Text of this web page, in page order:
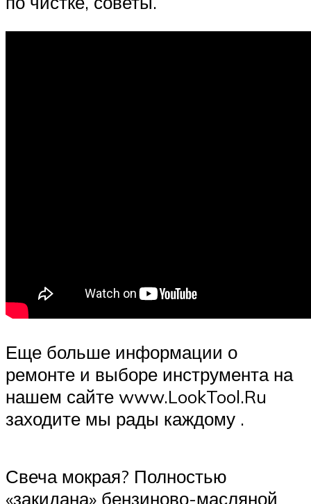
Еще больше информации о
ремонте и выборе инструмента на
нашем сайте www.LookTool.Ru
заходите мы рады каждому .
Свеча мокрая? Полностью
«закидана» бензиново-масляной